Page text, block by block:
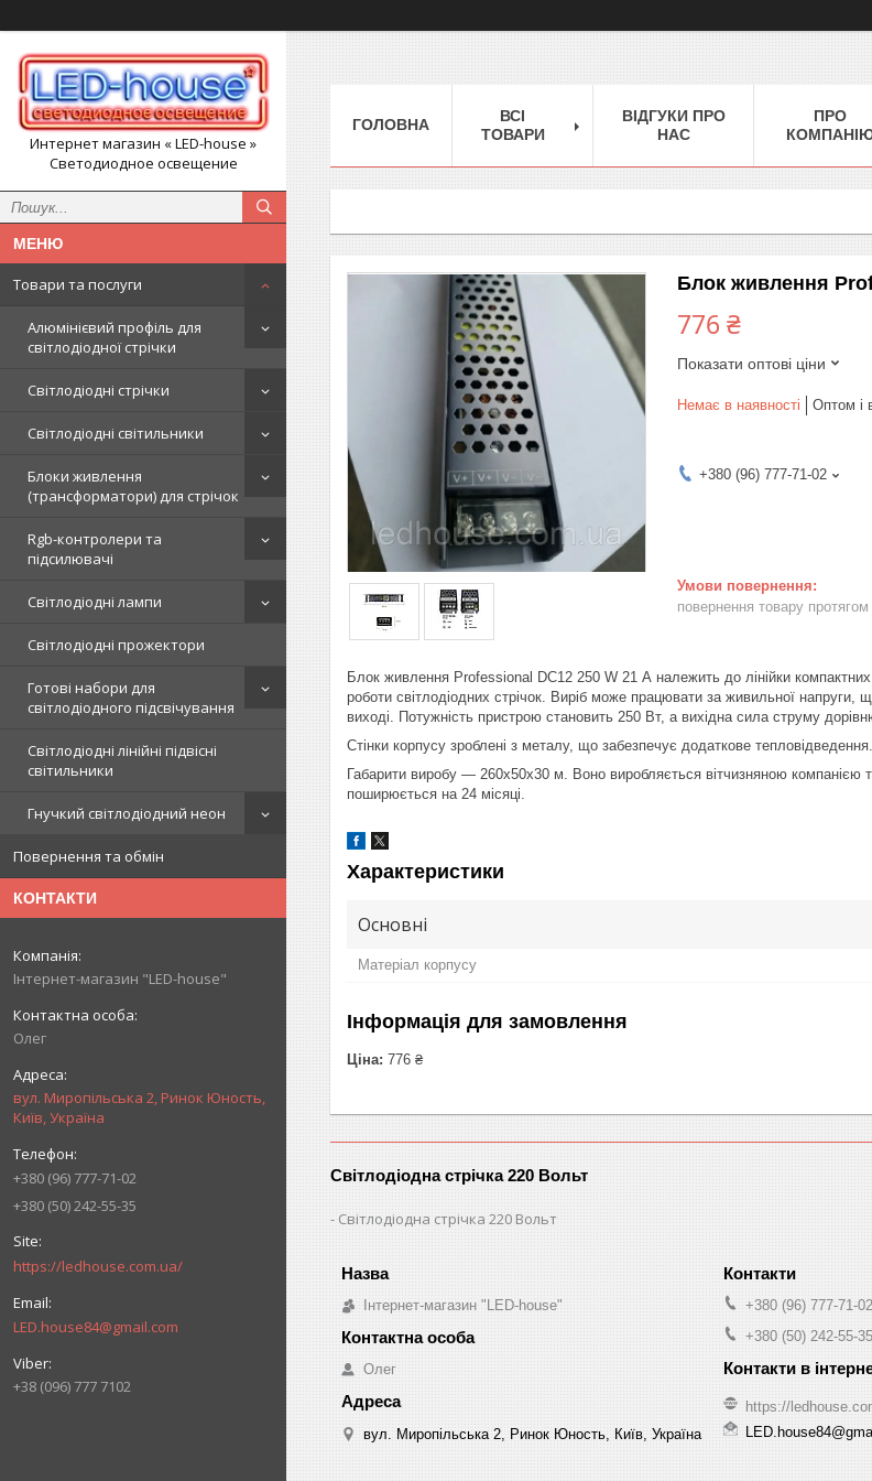
Интернет магазин « LED-house »
Светодиодное освещение
Товари та послуги
Алюмінієвий профіль для
світлодіодної стрічки
Світлодіодні стрічки
Світлодіодні світильники
Блоки живлення
(трансформатори) для стрічок
Rgb-контролери та
підсилювачі
Світлодіодні лампи
Світлодіодні прожектори
Готові набори для
світлодіодного підсвічування
Світлодіодні лінійні підвісні
світильники
Гнучкий світлодіодний неон
Повернення та обмін
КОНТАКТИ
Інтернет-магазин "LED-house"
Олег
вул. Миропільська 2, Ринок Юность,
Київ, Україна
+380 (96) 777-71-02
+380 (50) 242-55-35
https://ledhouse.com.ua/
LED.house84@gmail.com
+38 (096) 777 7102
ГОЛОВНА
ВСІ
ТОВАРИ
ВІДГУКИ ПРО
НАС
ПРО
Блок живлення
776 ₴
Показати оптові ціни
Немає в наявності Оптом і
+380 (96) 777-71-02
повернення товару протягом
Блок живлення Professional DC12 250 W 21 А належить до лінійки
роботи світлодіодних стрічок. Виріб може працювати за живильної
виході. Потужність пристрою становить 250 Вт, а вихідна сила струму
Стінки корпусу зроблені з металу, що забезпечує додаткове
Габарити виробу — 260х50х30 м. Воно виробляється вітчизняною компанією
поширюється на 24 місяці.
Характеристики
Основні
Матеріал корпусу
Інформація для замовлення
Ціна: 776 ₴
Світлодіодна стрічка 220 Вольт
Світлодіодна стрічка 220 Вольт
Інтернет-магазин "LED-house"
Олег
вул. Миропільська 2, Ринок Юность, Київ, Україна
+380 (96) 777-71-02
+380 (50) 242-55-35
https://